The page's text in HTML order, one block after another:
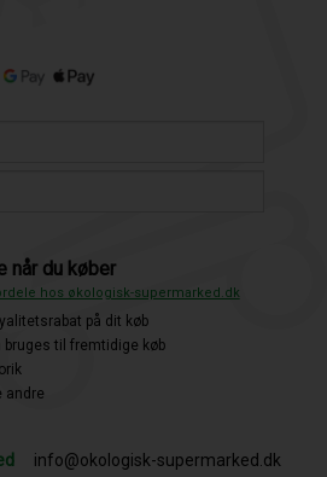
når du køber
hos økologisk-supermarked.dk
på dit køb
bruges til fremtidige køb
andre
info@okologisk-supermarked.dk